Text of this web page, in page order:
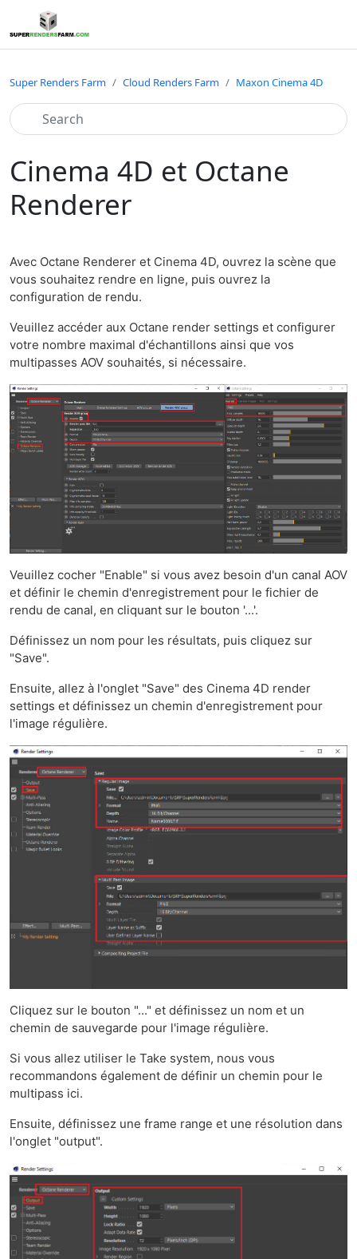
Super Renders Farm Cloud Renders Farm Maxon Cinema 4D
Cinema 4D et Octane
Renderer
Avec Octane Renderer et Cinema 4D, ouvrez la scène que
vous souhaitez rendre en ligne, puis ouvrez la
configuration de rendu.
Veuillez accéder aux Octane render settings et configurer
votre nombre maximal d'échantillons ainsi que vos
multipasses AOV souhaités, si nécessaire.
Veuillez cocher "Enable" si vous avez besoin d'un canal AOV
et définir le chemin d'enregistrement pour le fichier de
rendu de canal, en cliquant sur le bouton '...'.
Définissez un nom pour les résultats, puis cliquez sur
"Save".
Ensuite, allez à l'onglet "Save" des Cinema 4D render
settings et définissez un chemin d'enregistrement pour
l'image régulière.
Cliquez sur le bouton "..." et définissez un nom et un
chemin de sauvegarde pour l'image régulière.
Si vous allez utiliser le Take system, nous vous
recommandons également de définir un chemin pour le
multipass ici.
Ensuite, définissez une frame range et une résolution dans
l'onglet "output".